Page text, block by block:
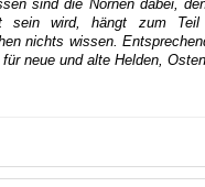
sind die Nornen dabei,
wird, hängt zum Teil
nichts wissen.
neue und alte Helden,